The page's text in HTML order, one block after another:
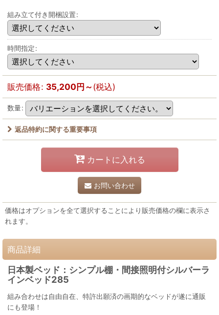
組み立て付き開梱設置:
時間指定:
販売価格: 35,200円～(税込)
数量:
返品特約に関する重要事項
カートに入れる
お問い合わせ
価格はオプションを全て選択することにより販売価格の欄に表示さ
れます。
商品詳細
日本製ベッド：シンプル棚・間接照明付シルバーラ
インベッド285
組み合わせは自由自在、特許出願済の画期的なベッドが遂に通販
にも登場！